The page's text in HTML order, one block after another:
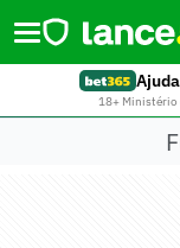
18+ Ministério